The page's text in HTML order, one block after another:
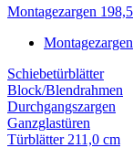
Montagezargen
Schiebetürblätter
Block/Blendrahmen
Durchgangszargen
Ganzglastüren
Türblätter 211,0 cm